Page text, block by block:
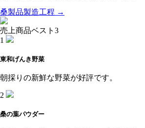
桑製品製造工程 →
売上商品ベスト3
1
東和げんき野菜
朝採りの新鮮な野菜が好評です。
2
桑の葉パウダー